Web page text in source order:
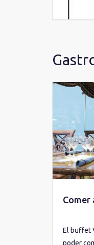
Comer
El buffet
poder